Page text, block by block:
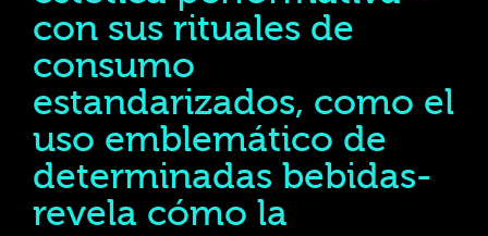
con sus rituales de
consumo
estandarizados, como el
uso emblemático de
determinadas bebidas-
revela cómo la